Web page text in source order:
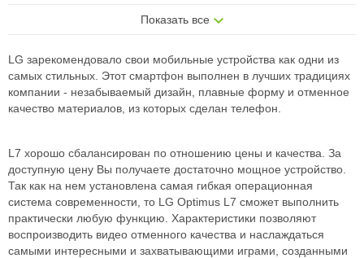
Показать все
LG зарекомендовало свои мобильные устройства как одни из
самых стильных. Этот смартфон выполнен в лучших традициях
компании - незабываемый дизайн, плавные форму и отменное
качество материалов, из которых сделан телефон.
L7 хорошо сбалансирован по отношению цены и качества. За
доступную цену Вы получаете достаточно мощное устройство.
Так как на нем установлена самая гибкая операционная
система современности, то LG Optimus L7 сможет выполнить
практически любую функцию. Характеристики позволяют
воспроизводить видео отменного качества и наслаждаться
самыми интересными и захватывающими играми, созданными